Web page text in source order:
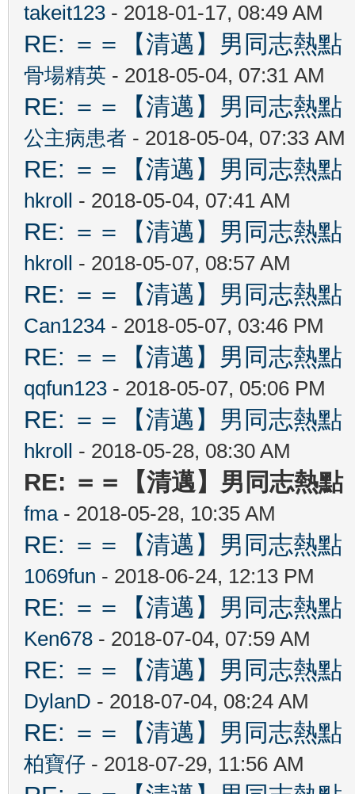
takeit123 - 2018-01-17, 08:49 AM
RE: ＝＝【清邁】男同志熱
骨場精英 - 2018-05-04, 07:31 AM
RE: ＝＝【清邁】男同志熱
公主病患者 - 2018-05-04, 07:33 AM
RE: ＝＝【清邁】男同志熱
hkroll - 2018-05-04, 07:41 AM
RE: ＝＝【清邁】男同志熱
hkroll - 2018-05-07, 08:57 AM
RE: ＝＝【清邁】男同志熱
Can1234 - 2018-05-07, 03:46 PM
RE: ＝＝【清邁】男同志熱
qqfun123 - 2018-05-07, 05:06 PM
RE: ＝＝【清邁】男同志熱
hkroll - 2018-05-28, 08:30 AM
RE: ＝＝【清邁】男同志熱
fma- 2018-05-28, 10:35 AM
RE: ＝＝【清邁】男同志熱
1069fun - 2018-06-24, 12:13 PM
RE: ＝＝【清邁】男同志熱
Ken678 - 2018-07-04, 07:59 AM
RE: ＝＝【清邁】男同志熱
DylanD - 2018-07-04, 08:24 AM
RE: ＝＝【清邁】男同志熱
柏寶仔 - 2018-07-29, 11:56 AM